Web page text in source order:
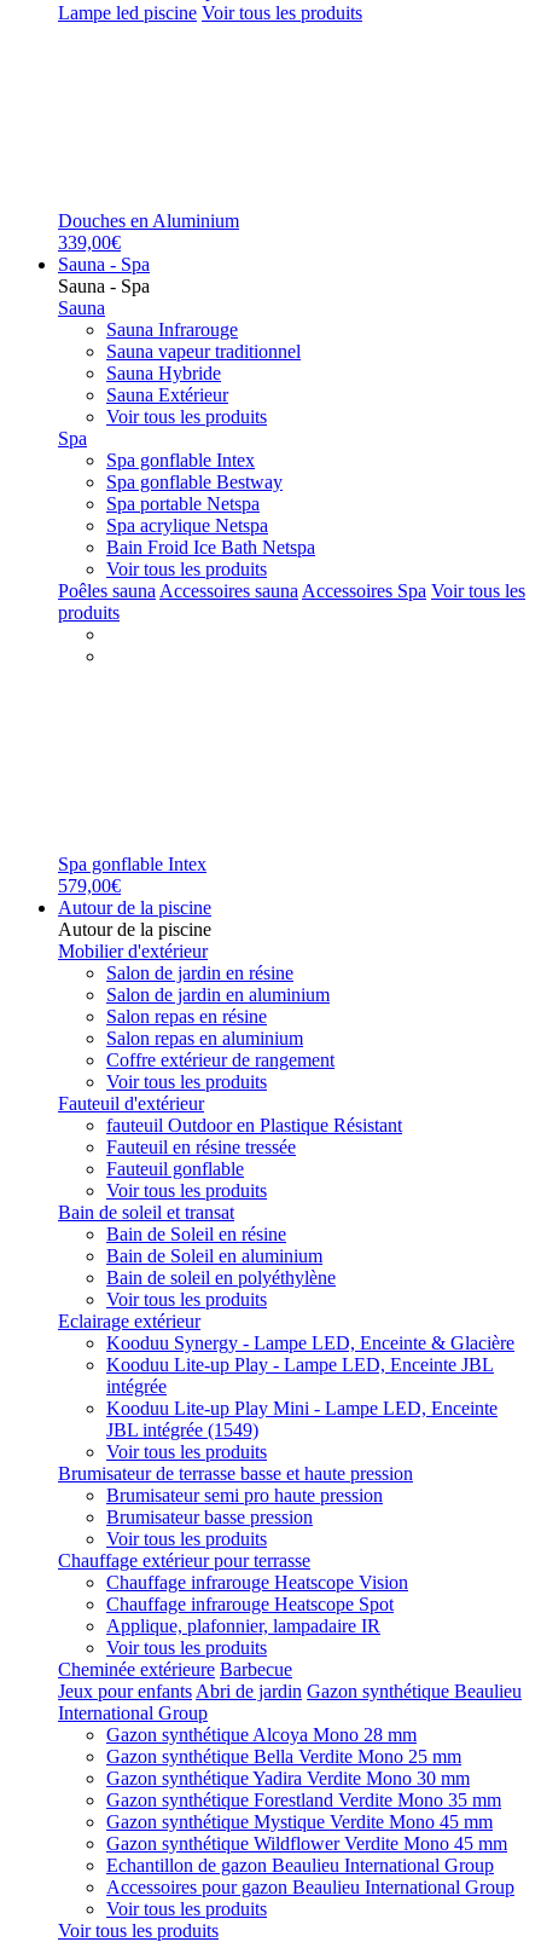
Lampe led piscine Voir tous les produits
Douches en Aluminium
339,00€
Sauna - Spa
Sauna - Spa
Sauna
Sauna Infrarouge
Sauna vapeur traditionnel
Sauna Hybride
Sauna Extérieur
Voir tous les produits
Spa
Spa gonflable Intex
Spa gonflable Bestway
Spa portable Netspa
Spa acrylique Netspa
Bain Froid Ice Bath Netspa
Voir tous les produits
Poêles sauna Accessoires sauna Accessoires Spa Voir tous les
produits
Spa gonflable Intex
579,00€
Autour de la piscine
Autour de la piscine
Mobilier d'extérieur
Salon de jardin en résine
Salon de jardin en aluminium
Salon repas en résine
Salon repas en aluminium
Coffre extérieur de rangement
Voir tous les produits
Fauteuil d'extérieur
fauteuil Outdoor en Plastique Résistant
Fauteuil en résine tressée
Fauteuil gonflable
Voir tous les produits
Bain de soleil et transat
Bain de Soleil en résine
Bain de Soleil en aluminium
Bain de soleil en polyéthylène
Voir tous les produits
Eclairage extérieur
Kooduu Synergy - Lampe LED, Enceinte & Glacière
Kooduu Lite-up Play - Lampe LED, Enceinte JBL
intégrée
Kooduu Lite-up Play Mini - Lampe LED, Enceinte
JBL intégrée (1549)
Voir tous les produits
Brumisateur de terrasse basse et haute pression
Brumisateur semi pro haute pression
Brumisateur basse pression
Voir tous les produits
Chauffage extérieur pour terrasse
Chauffage infrarouge Heatscope Vision
Chauffage infrarouge Heatscope Spot
Applique, plafonnier, lampadaire IR
Voir tous les produits
Cheminée extérieure Barbecue
Jeux pour enfants Abri de jardin Gazon synthétique Beaulieu
International Group
Gazon synthétique Alcoya Mono 28 mm
Gazon synthétique Bella Verdite Mono 25 mm
Gazon synthétique Yadira Verdite Mono 30 mm
Gazon synthétique Forestland Verdite Mono 35 mm
Gazon synthétique Mystique Verdite Mono 45 mm
Gazon synthétique Wildflower Verdite Mono 45 mm
Echantillon de gazon Beaulieu International Group
Accessoires pour gazon Beaulieu International Group
Voir tous les produits
Voir tous les produits